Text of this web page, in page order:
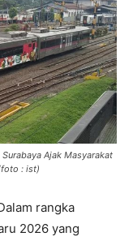
Ajak Masyarakat
: ist)
rangka
2026 yang